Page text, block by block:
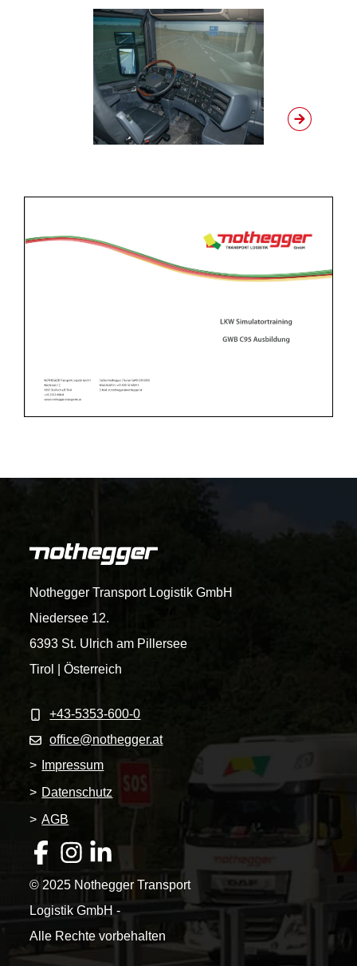
Nothegger Transport Logistik GmbH
Niedersee 12.
6393 St. Ulrich am Pillersee
Tirol | Österreich
+43-5353-600-0
office@nothegger.at
>
Impressum
> Datenschutz
> AGB
© 2025 Nothegger Transport
Logistik GmbH -
Alle Rechte vorbehalten